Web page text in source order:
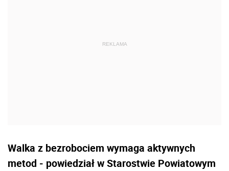
Walka z bezrobociem wymaga aktywnych
metod - powiedział w Starostwie Powiatowym